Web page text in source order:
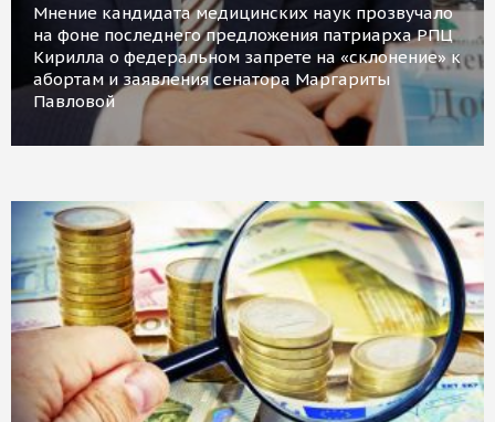
Мнение кандидата медицинских наук прозвучало
на фоне последнего предложения патриарха РПЦ
Кирилла о федеральном запрете на «склонение» к
абортам и заявления сенатора Маргариты
Павловой